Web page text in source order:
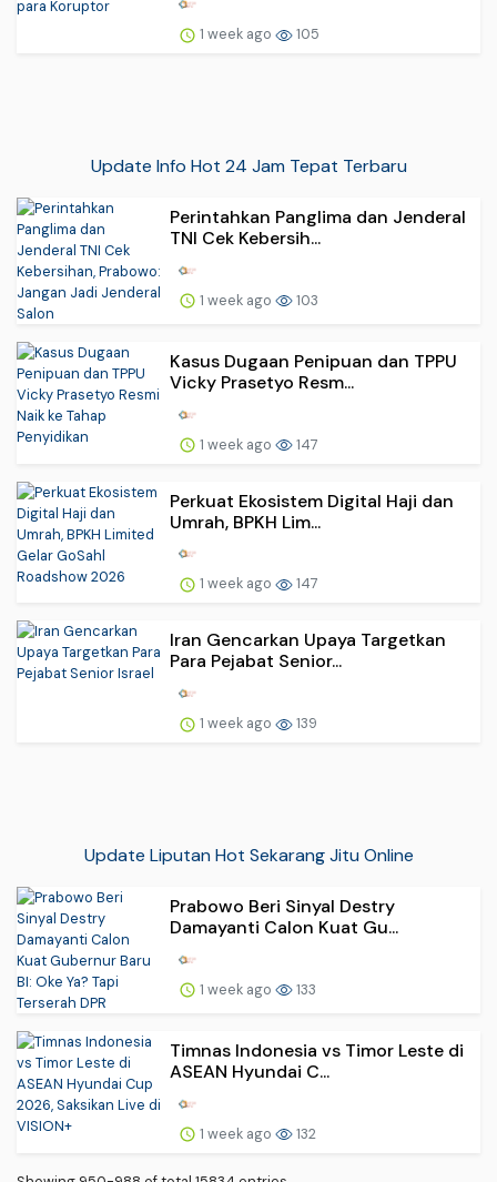
1 week ago 105
Update Info Hot 24 Jam Tepat Terbaru
Perintahkan Panglima dan Jenderal
TNI Cek Kebersih...
1 week ago 103
Kasus Dugaan Penipuan dan TPPU
Vicky Prasetyo Resm...
1 week ago 147
Perkuat Ekosistem Digital Haji dan
Umrah, BPKH Lim...
1 week ago 147
Iran Gencarkan Upaya Targetkan
Para Pejabat Senior...
1 week ago 139
Update Liputan Hot Sekarang Jitu Online
Prabowo Beri Sinyal Destry
Damayanti Calon Kuat Gu...
1 week ago 133
Timnas Indonesia vs Timor Leste di
ASEAN Hyundai C...
1 week ago 132